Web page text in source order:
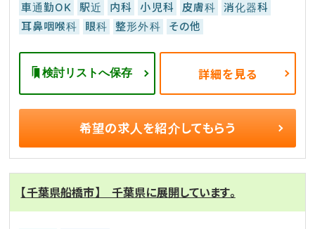
車通勤OK 駅近 内科 小児科 皮膚科
消化器科
耳鼻咽喉科
眼科 整形外科 その他
検討リストへ保存 詳細を見る
希望の求人を紹介してもらう
【千葉県船橋市】 千葉県に展開しています。